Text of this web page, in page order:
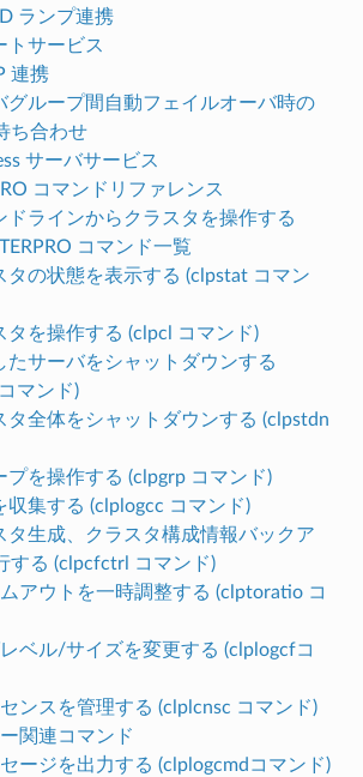
ランプ連携
トサービス
連携
グループ間自動フェイルオーバ時の
ち合わせ
サーバサービス
コマンドリファレンス
ドラインからクラスタを操作する
コマンド一覧
タの状態を表示する (clpstat コマン
タを操作する (clpcl コマンド)
たサーバをシャットダウンする
マンド)
タ全体をシャットダウンする (clpstdn
プを操作する (clpgrp コマンド)
収集する (clplogcc コマンド)
タ生成、クラスタ構成情報バックア
する (clpcfctrl コマンド)
アウトを一時調整する (clptoratio コ
ベル/サイズを変更する (clplogcfコ
ンスを管理する (clplcnsc コマンド)
関連コマンド
ージを出力する (clplogcmdコマンド)